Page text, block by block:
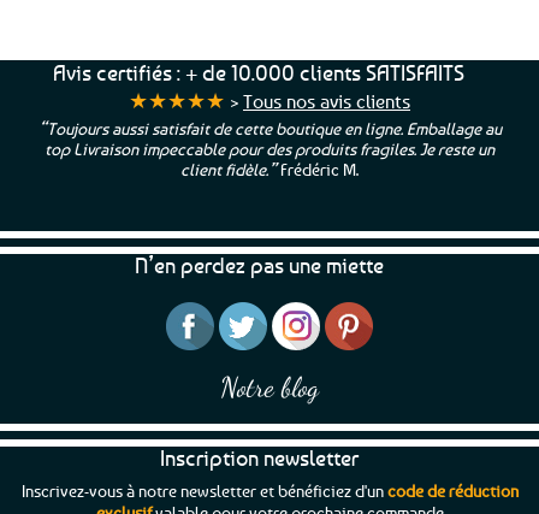
Avis certifiés : + de 10.000 clients SATISFAITS
★★★★★ > Tous nos avis clients
“Toujours aussi satisfait de cette boutique en ligne. Emballage au
top Livraison impeccable pour des produits fragiles. Je reste un
client fidèle.”Frédéric M.
N’en perdez pas une miette
Notre blog
Inscription newsletter
Inscrivez-vous à notre newsletter et bénéficiez d'uncode de réduction